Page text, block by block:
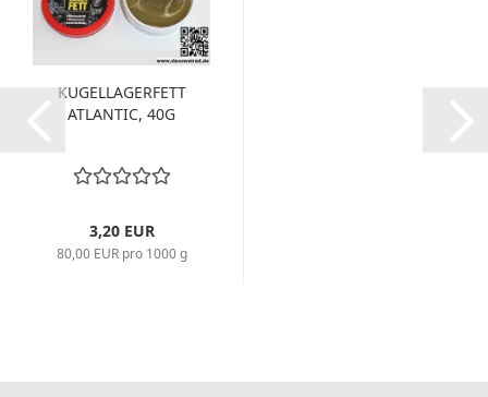
KUGELLAGERFETT
ATLANTIC, 40G
3,20 EUR
80,00 EUR pro 1000 g